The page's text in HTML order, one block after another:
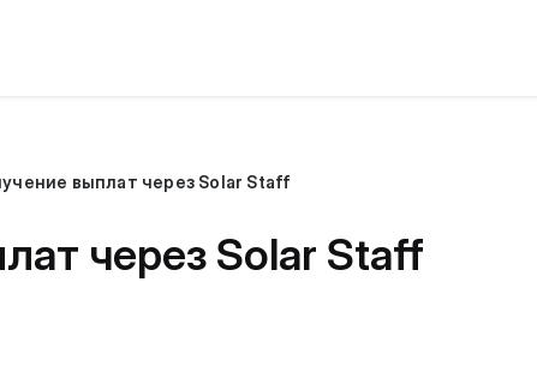
выплат через Solar Staff
через Solar Staff